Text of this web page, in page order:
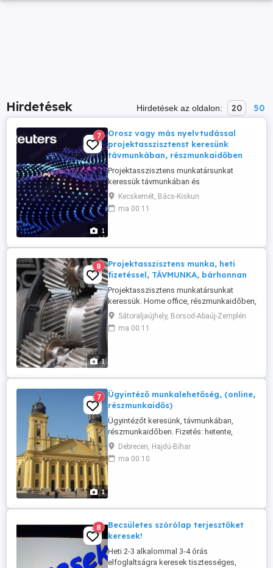
Hirdetések Hirdetések az oldalon: 20 50
1
7
Orosz vagy más nyelvtudással
projektasszisztenst keresünk
távmunkában, részmunkaidőben
Projektasszisztens munkatársunkat
keressük távmunkában és
részmunkaidőben vagy alkalmi vagy
projektmunka alapon. Feladat: egy üzleti
terv felépítésében való részvétel,
látunk. Versenyképes díjazás, heti
kifizetéssel. Jelentkezés írásos ...
Kecskemét, Bács-Kiskun
ma 00:11
1
8
Projektasszisztens munka, heti
fizetéssel, TÁVMUNKA, bárhonnan
Projektasszisztens munkatársunkat
keressük. Home office, részmunkaidőben,
alkalmi vagy projektmunka alapon,
versenyképes díjazással,
költségtérítéssel, heti kifizetéssel.
felépítésében való ...
Sátoraljaújhely, Borsod-Abaúj-Zemplén
ma 00:11
1
7
Ügyintéző munkalehetőség, (online,
részmunkaidős)
Ügyintézőt keresünk, távmunkában,
részmunkaidőben. Fizetés: hetente,
megállapodás szerint. Munkaidő:
nagyrészt kötetlen. Munkaábaállás: csak
azonnali kezdéssel. Szükséges:
nyilvántartása, döntéselőkészítés, ...
Debrecen, Hajdú-Bihar
ma 00:10
8
Becsületes szórólap terjesztőket
keresek!
Heti 2-3 alkalommal 3-4 órás
elfoglaltságra keresek tisztességes,